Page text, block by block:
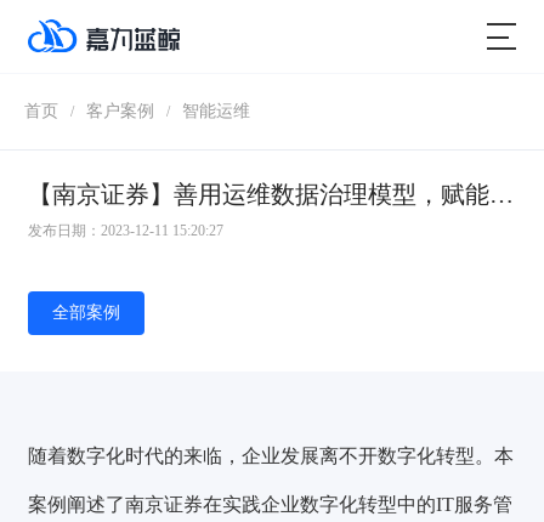
首页 / 客户案例 / 智能运维
【南京证券】善用运维数据治理模型，赋能精细化运营管理
发布日期：2023-12-11 15:20:27
全部案例
随着数字化时代的来临，企业发展离不开数字化转型。本
案例阐述了南京证券在实践企业数字化转型中的IT服务管